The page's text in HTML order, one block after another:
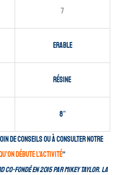
7
Erable
Résine
8″
de conseils ou à consulter notre
débute l’activité“
co-fondé en 2015 par Mikey Taylor. La